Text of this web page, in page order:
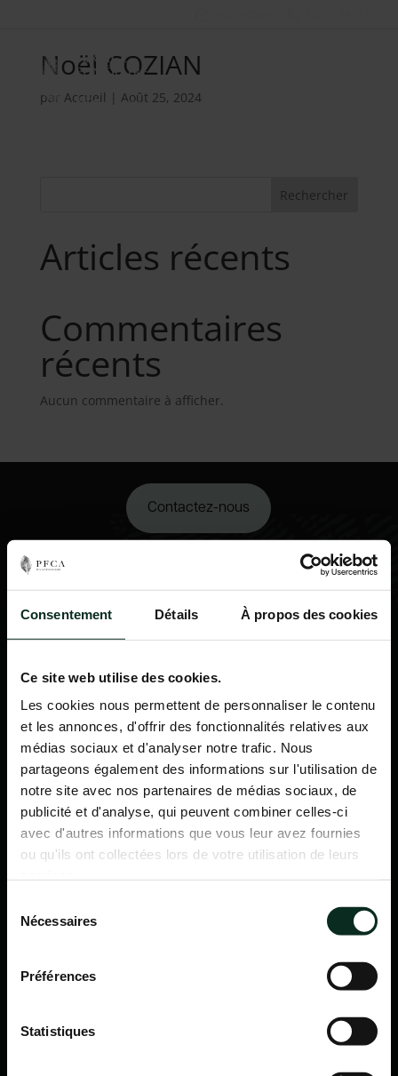
Consentement Détails À propos des cookies
Ce site web utilise des cookies.
Les cookies nous permettent de personnaliser le contenu
et les annonces, d'offrir des fonctionnalités relatives aux
médias sociaux et d'analyser notre trafic. Nous
partageons également des informations sur l'utilisation de
notre site avec nos partenaires de médias sociaux, de
publicité et d'analyse, qui peuvent combiner celles-ci
avec d'autres informations que vous leur avez fournies
ou qu'ils ont collectées lors de votre utilisation de leurs
Nécessaires
Préférences
Statistiques
Noël COZIAN
par Accueil | Août 25, 2024
Rechercher
Articles récents
Commentaires
récents
Aucun commentaire à afficher.
Contactez-nous
P.F.C.A Pompes Funèbres des Communes Associées